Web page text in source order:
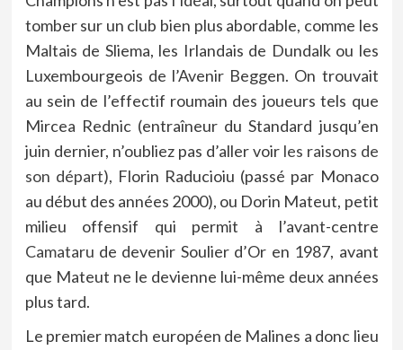
tomber sur un club bien plus abordable, comme les
Maltais de Sliema, les Irlandais de Dundalk ou les
Luxembourgeois de l’Avenir Beggen. On trouvait
au sein de l’effectif roumain des joueurs tels que
Mircea Rednic (entraîneur du Standard jusqu’en
juin dernier, n’oubliez pas d’aller voir les raisons de
son départ), Florin Raducioiu (passé par Monaco
au début des années 2000), ou Dorin Mateut, petit
milieu offensif qui permit à l’avant-centre
Camataru de devenir Soulier d’Or en 1987, avant
que Mateut ne le devienne lui-même deux années
plus tard.
Le premier match européen de Malines a donc lieu